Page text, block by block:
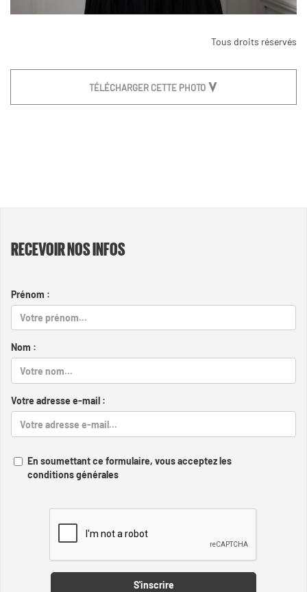
Tous droits réservés
TÉLÉCHARGER CETTE PHOTO
RECEVOIR NOS INFOS
Prénom :
Nom :
Votre adresse e-mail :
En soumettant ce formulaire, vous acceptez les
conditions générales
S'inscrire